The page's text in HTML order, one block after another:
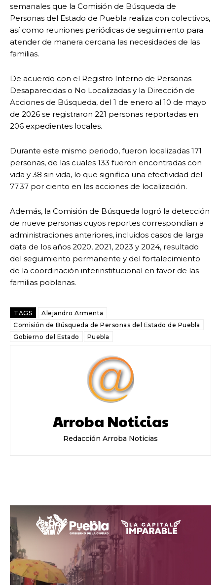
semanales que la Comisión de Búsqueda de
Personas del Estado de Puebla realiza con colectivos,
así como reuniones periódicas de seguimiento para
atender de manera cercana las necesidades de las
familias.
De acuerdo con el Registro Interno de Personas
Desaparecidas o No Localizadas y la Dirección de
Acciones de Búsqueda, del 1 de enero al 10 de mayo
de 2026 se registraron 221 personas reportadas en
206 expedientes locales.
Durante este mismo periodo, fueron localizadas 171
personas, de las cuales 133 fueron encontradas con
vida y 38 sin vida, lo que significa una efectividad del
77.37 por ciento en las acciones de localización.
Además, la Comisión de Búsqueda logró la detección
de nueve personas cuyos reportes correspondían a
administraciones anteriores, incluidos casos de larga
data de los años 2020, 2021, 2023 y 2024, resultado
del seguimiento permanente y del fortalecimiento
de la coordinación interinstitucional en favor de las
familias poblanas.
TAGS
Alejandro Armenta
Comisión de Búsqueda de Personas del Estado de Puebla
Gobierno del Estado
Puebla
Arroba Noticias
Redacción Arroba Noticias